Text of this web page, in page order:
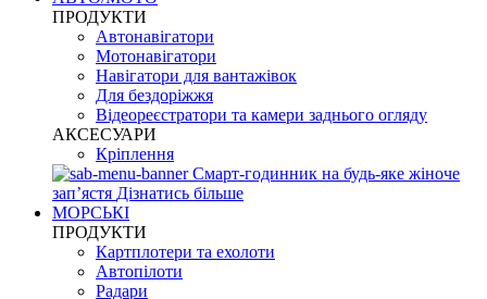
ПРОДУКТИ
Автонавігатори
Мотонавігатори
Навігатори для вантажівок
Для бездоріжжя
Відеореєстратори та камери заднього огляду
АКСЕСУАРИ
Кріплення
Смарт-годинник на будь-яке жіноче
запʼястя Дізнатись більше
МОРСЬКІ
ПРОДУКТИ
Картплотери та ехолоти
Автопілоти
Радари